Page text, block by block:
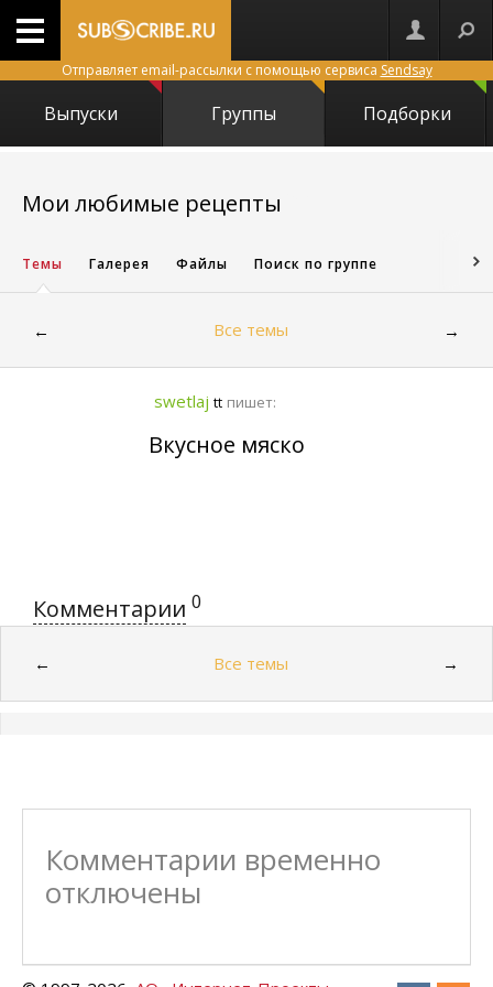
Отправляет email-рассылки с помощью сервиса Sendsay
Выпуски Группы Подборки
Мои любимые рецепты
Темы Галерея Файлы Поиск по группе
← Все темы →
swetlaj tt пишет:
Вкусное мяско
Комментарии 0
← Все темы →
Комментарии временно
отключены